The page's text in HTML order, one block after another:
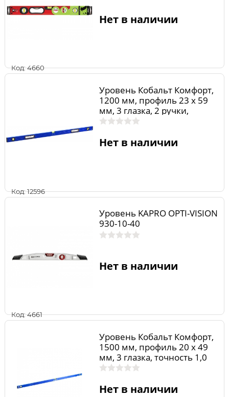
Код: 4660
Нет в наличии
Код: 12596
Уровень Кобальт Комфорт,
1200 мм, профиль 23 x 59
мм, 3 глазка, 2 ручки,
точность 1,0 мм/м
Нет в наличии
Код: 4661
Уровень KAPRO OPTI-VISION
930-10-40
Нет в наличии
Уровень Кобальт Комфорт,
1500 мм, профиль 20 x 49
мм, 3 глазка, точность 1,0
мм/м
Нет в наличии